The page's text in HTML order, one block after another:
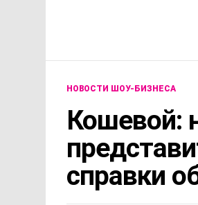
НОВОСТИ ШОУ-БИЗНЕСА
Кошевой:
справки